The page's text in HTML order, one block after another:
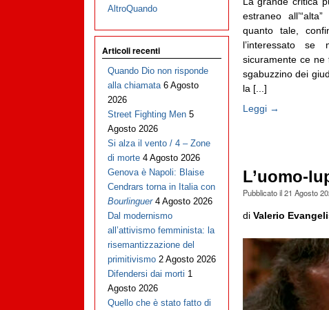
estraneo
quanto tale,
l’interessato
sicuramente ce
sgabuzzino dei
la [...]
Leggi →
L’uomo-
Pubblicato il21 Agosto
di Valerio
AltroQuando
Articoli recenti
Quando Dio non risponde
alla chiamata 6 Agosto
2026
Street Fighting Men 5
Agosto 2026
Si alza il vento / 4 – Zone
di morte 4 Agosto 2026
Genova è Napoli: Blaise
Cendrars torna in Italia con
Bourlinguer 4 Agosto 2026
Dal modernismo
all’attivismo femminista: la
risemantizzazione del
primitivismo 2 Agosto 2026
Difendersi dai morti 1
Agosto 2026
Quello che è stato fatto di